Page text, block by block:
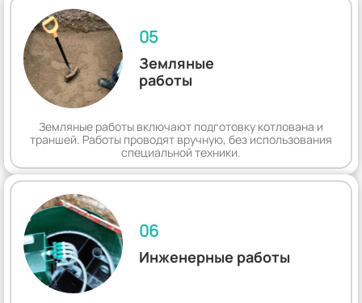
05
Земляные
работы
Земляные работы включают подготовку котлована и
траншей. Работы проводят вручную, без использования
специальной техники.
06
Инженерные работы